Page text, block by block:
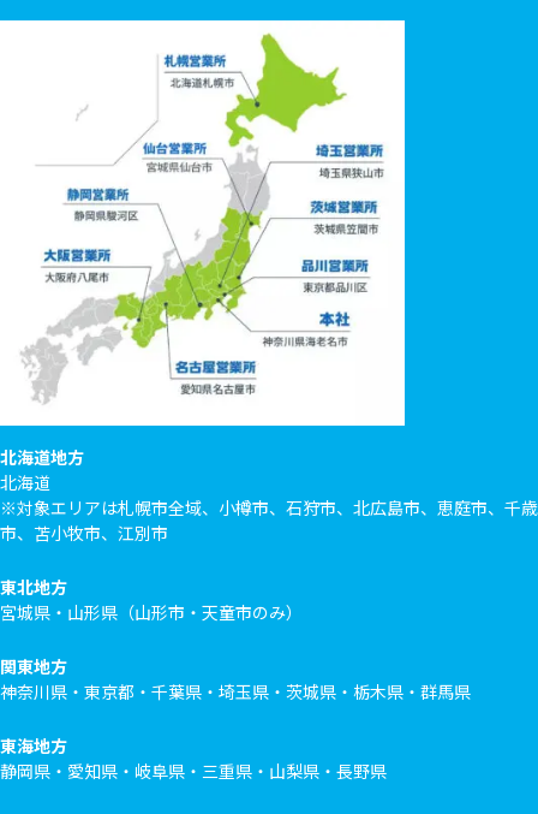
北海道地方
北海道
※対象エリアは札幌市全域、小樽市、石狩市、北広島市、恵庭市、千歳
市、苫小牧市、江別市
東北地方
宮城県・山形県（山形市・天童市のみ）
関東地方
神奈川県・東京都・千葉県・埼玉県・茨城県・栃木県・群馬県
東海地方
静岡県・愛知県・岐阜県・三重県・山梨県・長野県